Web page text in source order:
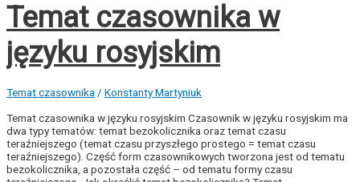
Temat czasownika w
języku rosyjskim
Temat czasownika/ Konstanty Martyniuk
Temat czasownika w języku rosyjskim Czasownik w języku rosyjskim ma
dwa typy tematów: temat bezokolicznika oraz temat czasu
teraźniejszego (temat czasu przyszłego prostego = temat czasu
teraźniejszego). Część form czasownikowych tworzona jest od tematu
bezokolicznika, a pozostała część – od tematu formy czasu